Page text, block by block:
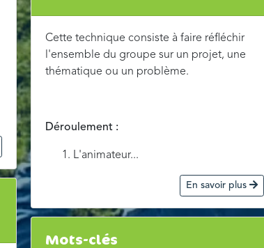
Cette technique consiste à faire réfléchir
l'ensemble du groupe sur un projet, une
thématique ou un problème.
Déroulement :
L'animateur...
En savoir plus
Mots-clés